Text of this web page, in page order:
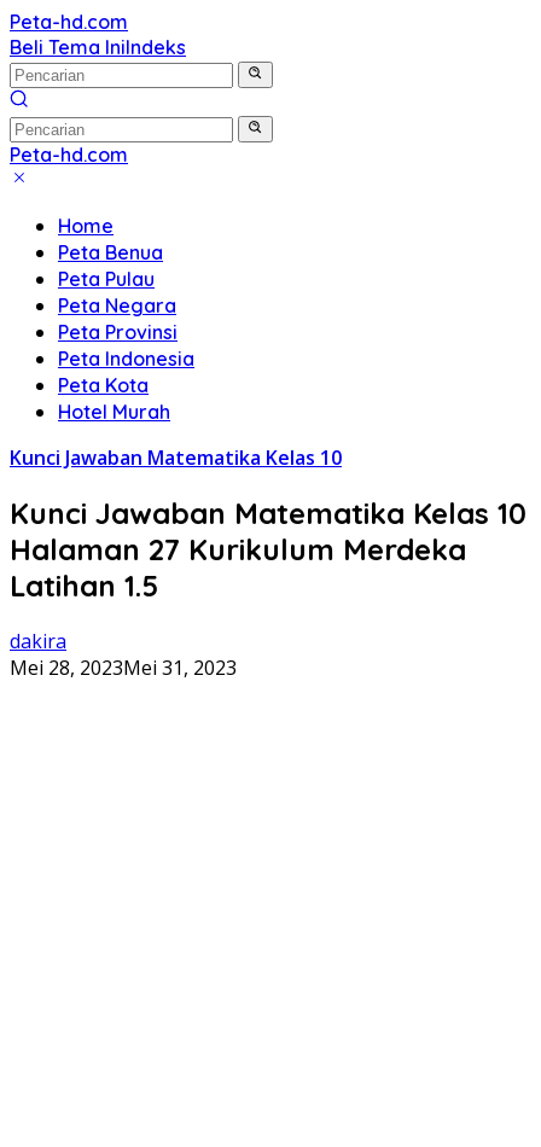
Langsung
ke
konten
Peta-hd.com
Kumpulan
Gambar
Peta
HD
Beli Tema IniIndeks
Peta-hd.com
Kumpulan
Peta
HD
Home
Peta Benua
Peta Pulau
Peta Negara
Peta Provinsi
Peta Indonesia
Peta Kota
Hotel Murah
Kunci Jawaban Matematika Kelas 10
Kunci Jawaban Matematika Kelas 10
Halaman 27 Kurikulum Merdeka
Latihan 1.5
dakira
Mei 28, 2023Mei 31, 2023